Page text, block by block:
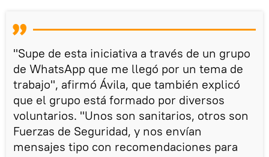
"Supe de esta iniciativa a través de un grupo
de WhatsApp que me llegó por un tema de
trabajo", afirmó Ávila, que también explicó
que el grupo está formado por diversos
voluntarios. "Unos son sanitarios, otros son
Fuerzas de Seguridad, y nos envían
mensajes tipo con recomendaciones para